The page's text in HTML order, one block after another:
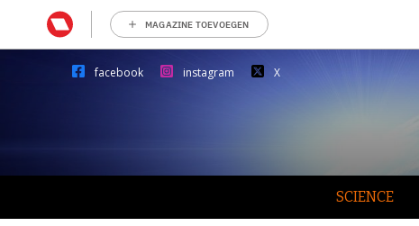
MAGAZINE TOEVOEGEN
facebook instagram X
SCIENCE